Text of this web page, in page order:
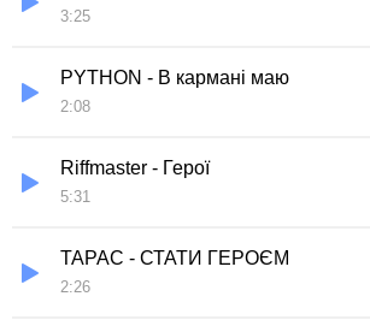
3:25
PYTHON - В кармані маю
2:08
Riffmaster - Герої
5:31
ТАРАС - СТАТИ ГЕРОЄМ
2:26